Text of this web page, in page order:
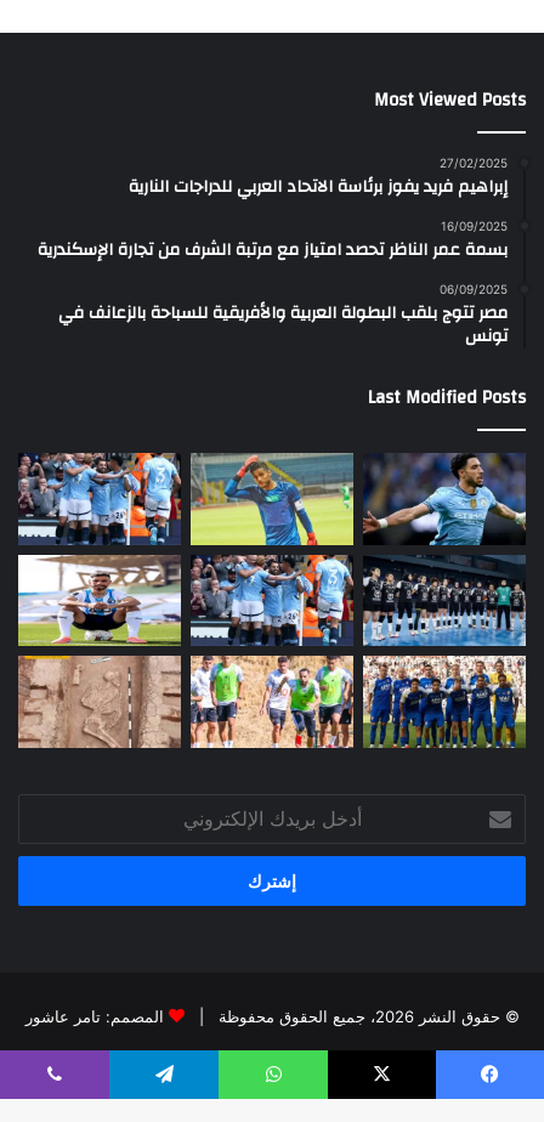
Most Viewed Posts
27/02/2025
إبراهيم فريد يفوز برئاسة الاتحاد العربي للدراجات النارية
16/09/2025
بسمة عمر الناظر تحصد امتياز مع مرتبة الشرف من تجارة الإسكندرية
06/09/2025
مصر تتوج بلقب البطولة العربية والأفريقية للسباحة بالزعانف في
تونس
Last Modified Posts
بريدك
الإلكتروني
© حقوق النشر 2026، جميع الحقوق محفوظة | المصمم: تامر عاشور
فيسبوكX يوتيوبانستقرام
فيسبوك X واتساب تيلقرام ڤايبر